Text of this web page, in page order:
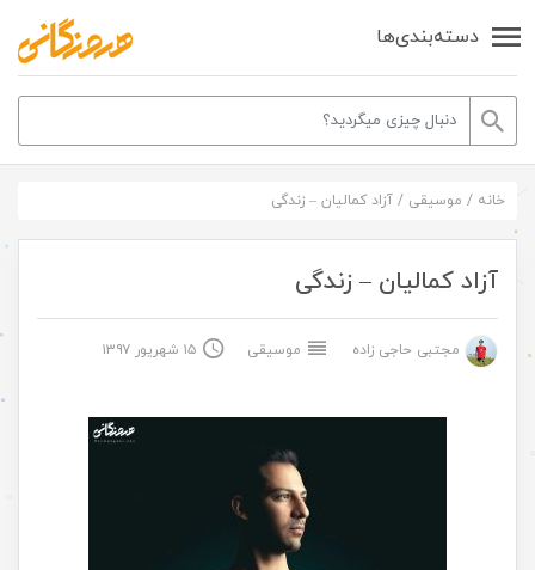
دسته‌بندی‌ها
خانه / موسیقی / آزاد کمالیان – زندگی
آزاد کمالیان – زندگی
مجتبی حاجی زاده موسیقی ۱۵ شهریور ۱۳۹۷